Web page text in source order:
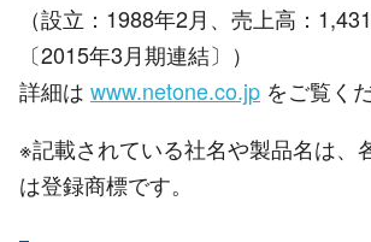
（設立：1988年2月、売上高：
〔2015年3月期連結〕）
詳細は www.netone.co.jp をご覧く
※記載されている社名や製品名は、
は登録商標です。